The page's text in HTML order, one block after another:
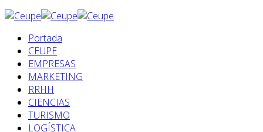
Portada
CEUPE
EMPRESAS
MARKETING
RRHH
CIENCIAS
TURISMO
LOGÍSTICA